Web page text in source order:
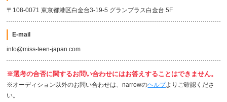
〒108-0071 東京都港区白金台3-19-5 グランプラス白金台 5F
E-mail
info@miss-teen-japan.com
※選考の合否に関するお問い合わせにはお答えすることはできません。
※オーディション以外のお問い合わせは、narrowのヘルプよりご確認くださ
い。